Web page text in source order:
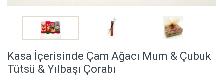
Kasa İçerisinde Çam Ağacı Mum & Çubuk
Tütsü & Yılbaşı Çorabı